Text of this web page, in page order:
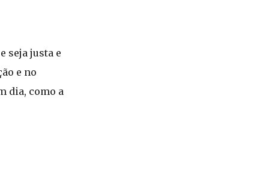
seja justa e
e no
dia, como a